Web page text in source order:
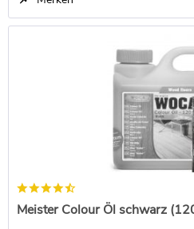
Meister Colour Öl schwarz